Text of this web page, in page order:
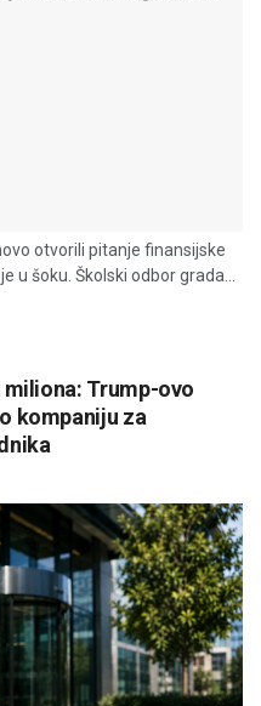
otvorili pitanje finansijske
u šoku. Školski odbor grada...
miliona: Trump-ovo
kompaniju za